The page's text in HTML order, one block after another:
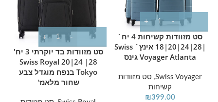
סט מזוודות קשיחות 4 יח`
|28|24|20|18 אינץ` Swiss
Voyager Atlanta גינס
Swiss Voyager
, סט מזוודות
קשיחות
₪399.00
סט מזוודות בד יוקרתי 3 יח'
28| 24|20 Swiss Royal
Tokyo בנפח מוגדל צבע
שחור מלאנז'